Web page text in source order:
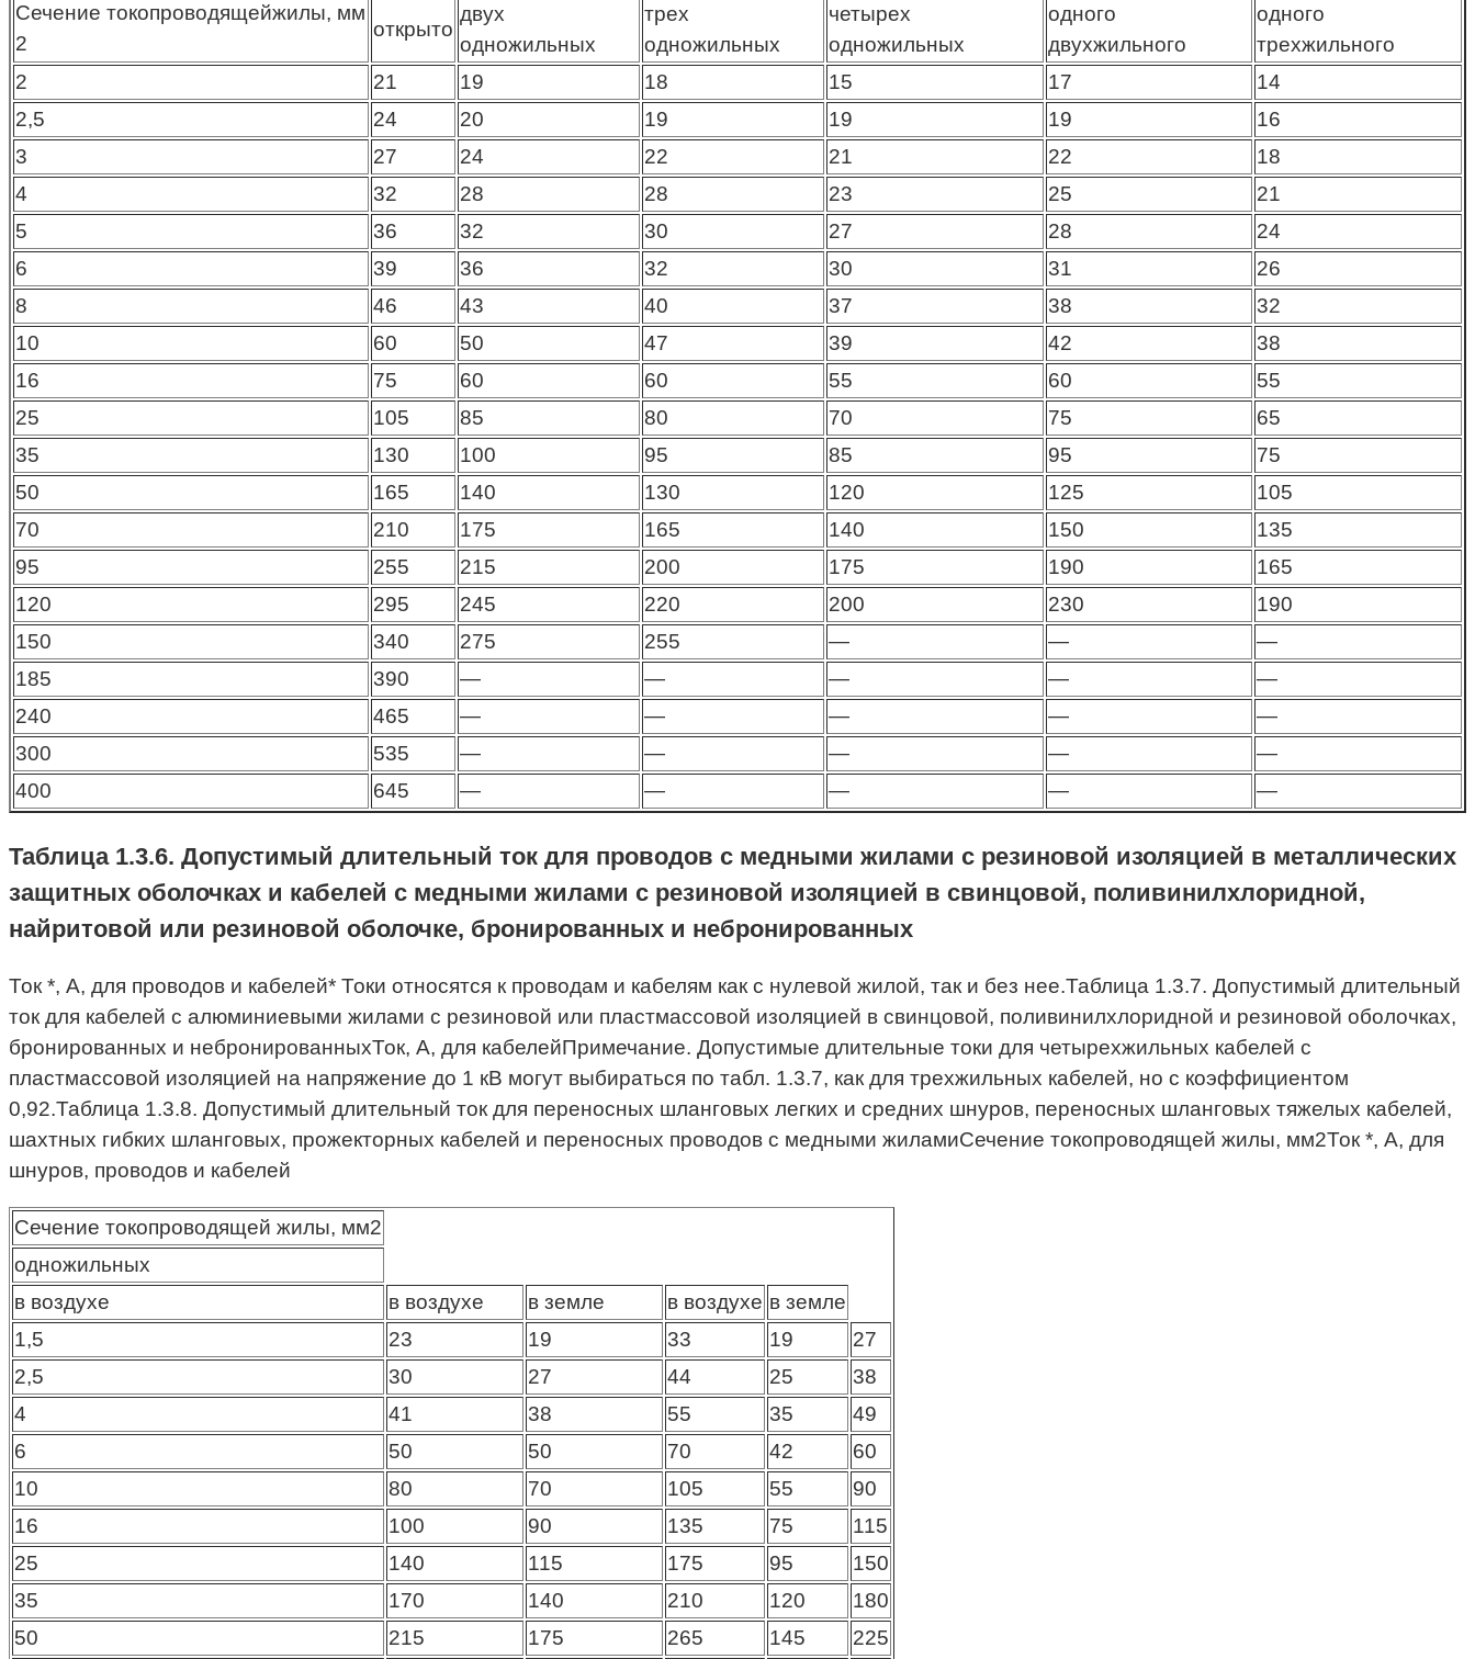
Сечение токопроводящейжилы, мм
2
открыто
двух
одножильных
трех
одножильных
четырех
одножильных
одного
двухжильного
одного
трехжильного
2
21 19 18 15 17
14
2,5
24 20 19 19 19
16
3
27 24 22 21 22
18
4
32 28 28 23 25
21
5
36 32 30 27 28
24
6
39 36 32 30 31
26
8
46 43 40 37 38
32
10
60 50 47 39 42
38
16
75 60 60 55 60
55
25
105 85 80 70 75
65
35
130 100 95 85 95
75
50
165 140 130 120 125
105
70
210 175 165 140 150
135
95
255 215 200 175 190
165
120
295 245 220 200 230
190
150
340 275 255 — —
—
185
390 — — — —
—
240
465 — — — —
—
300
535 — — — —
—
400
645 — — — — —
Таблица 1.3.6. Допустимый длительный ток для проводов с медными жилами с резиновой изоляцией в металлических
защитных оболочках и кабелей с медными жилами с резиновой изоляцией в свинцовой, поливинилхлоридной,
найритовой или резиновой оболочке, бронированных и небронированных
Ток *, А, для проводов и кабелей* Токи относятся к проводам и кабелям как с нулевой жилой, так и без нее.Таблица 1.3.7. Допустимый длительный
ток для кабелей с алюминиевыми жилами с резиновой или пластмассовой изоляцией в свинцовой, поливинилхлоридной и резиновой оболочках,
бронированных и небронированныхТок, А, для кабелейПримечание. Допустимые длительные токи для четырехжильных кабелей с
пластмассовой изоляцией на напряжение до 1 кВ могут выбираться по табл. 1.3.7, как для трехжильных кабелей, но с коэффициентом
0,92.Таблица 1.3.8. Допустимый длительный ток для переносных шланговых легких и средних шнуров, переносных шланговых тяжелых кабелей,
шахтных гибких шланговых, прожекторных кабелей и переносных проводов с медными жиламиСечение токопроводящей жилы, мм2Ток *, А, для
шнуров, проводов и кабелей
Сечение токопроводящей жилы, мм2
одножильных
в воздухе
в воздухе в земле в воздухе в земле
1,5
23 19 33 19
27
2,5
30 27 44 25
38
4
41 38 55 35
49
6
50 50 70 42
60
10
80 70 105 55
90
16
100 90 135 75
115
25
140 115 175 95
150
35
170 140 210 120
180
50
215 175 265 145 225